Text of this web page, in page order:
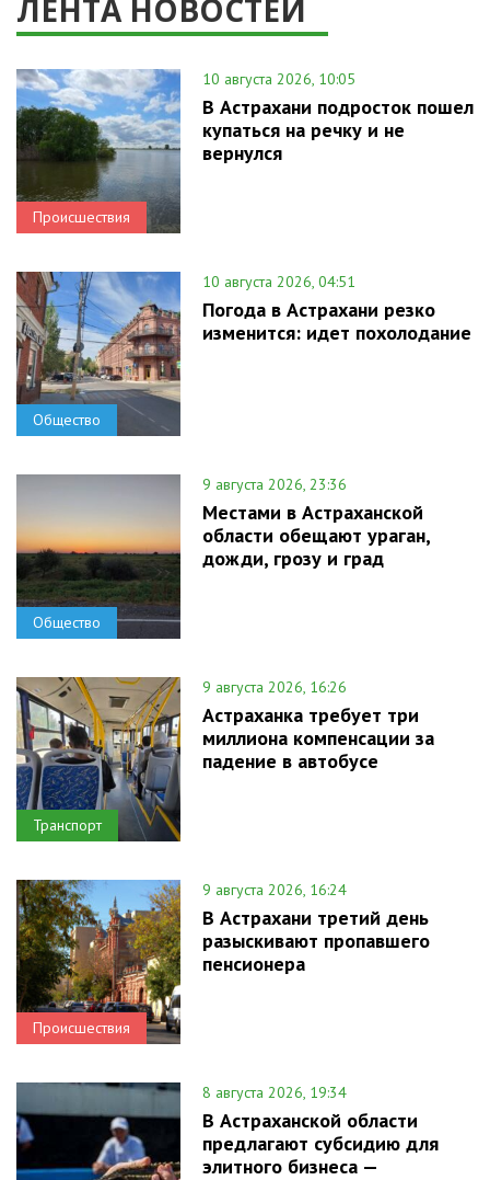
ЛЕНТА НОВОСТЕЙ
Происшествия
10 августа 2026, 10:05
В Астрахани подросток пошел
купаться на речку и не
вернулся
Общество
10 августа 2026, 04:51
Погода в Астрахани резко
изменится: идет похолодание
Общество
9 августа 2026, 23:36
Местами в Астраханской
области обещают ураган,
дожди, грозу и град
Транспорт
9 августа 2026, 16:26
Астраханка требует три
миллиона компенсации за
падение в автобусе
Происшествия
9 августа 2026, 16:24
В Астрахани третий день
разыскивают пропавшего
пенсионера
8 августа 2026, 19:34
В Астраханской области
предлагают субсидию для
элитного бизнеса —